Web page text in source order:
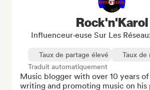
Rock'n'Karol
Influenceur·euse Sur Les
Taux de partage élevé
Taux de
Traduit automatiquement
Music blogger with over 10 years
writing and promoting music on his